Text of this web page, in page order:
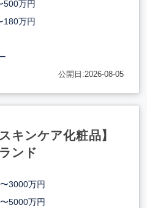
500万円
180万円
公開日:2026-08-05
キンケア化粧品】
ンド
3000万円
5000万円